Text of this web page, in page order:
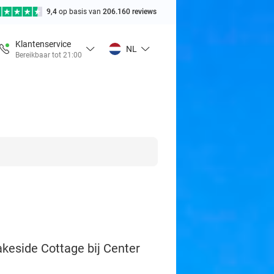
9,4 op basis van 206.160 reviews
Klantenservice
Bereikbaar tot 21:00
NL
Cottage bij Center